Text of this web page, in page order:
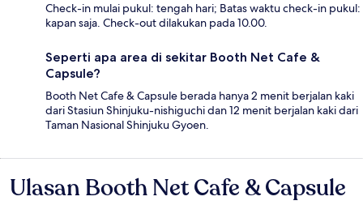
Check-in mulai pukul: tengah hari; Batas waktu check-in pukul:
kapan saja. Check-out dilakukan pada 10.00.
Seperti apa area di sekitar Booth Net Cafe &
Capsule?
Booth Net Cafe & Capsule berada hanya 2 menit berjalan kaki
dari Stasiun Shinjuku-nishiguchi dan 12 menit berjalan kaki dari
Taman Nasional Shinjuku Gyoen.
Ulasan
Ulasan Booth Net Cafe & Capsule